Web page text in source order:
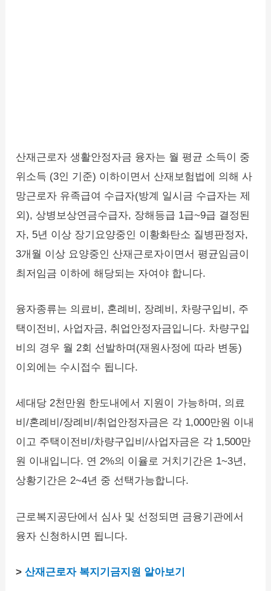
산재근로자 생활안정자금 융자는 월 평균 소득이 중
위소득 (3인 기준) 이하이면서 산재보험법에 의해 사
망근로자 유족급여 수급자(방계 일시금 수급자는 제
외), 상병보상연금수급자, 장해등급 1급~9급 결정된
자, 5년 이상 장기요양중인 이황화탄소 질병판정자,
3개월 이상 요양중인 산재근로자이면서 평균임금이
최저임금 이하에 해당되는 자여야 합니다.
융자종류는 의료비, 혼례비, 장례비, 차량구입비, 주
택이전비, 사업자금, 취업안정자금입니다. 차량구입
비의 경우 월 2회 선발하며(재원사정에 따라 변동)
이외에는 수시접수 됩니다.
세대당 2천만원 한도내에서 지원이 가능하며, 의료
비/혼례비/장례비/취업안정자금은 각 1,000만원 이내
이고 주택이전비/차량구입비/사업자금은 각 1,500만
원 이내입니다. 연 2%의 이율로 거치기간은 1~3년,
상황기간은 2~4년 중 선택가능합니다.
근로복지공단에서 심사 및 선정되면 금융기관에서
융자 신청하시면 됩니다.
>산재근로자 복지기금지원 알아보기